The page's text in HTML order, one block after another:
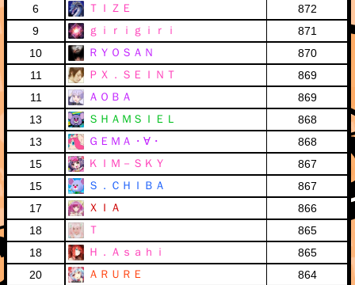
6
ＴＩＺＥ
872
9
ｇｉｒｉｇｉｒｉ
871
10
ＲＹＯＳＡＮ
870
11
ＰＸ．ＳＥＩＮＴ
869
11
ＡＯＢＡ
869
13
ＳＨＡＭＳＩＥＬ
868
13
ＧＥＭＡ・∀・
868
15
ＫＩＭ－ＳＫＹ
867
15
Ｓ．ＣＨＩＢＡ
867
17
ＸＩＡ
866
18
Ｔ
865
18
Ｈ．Ａｓａｈｉ
865
20
ＡＲＵＲＥ
864